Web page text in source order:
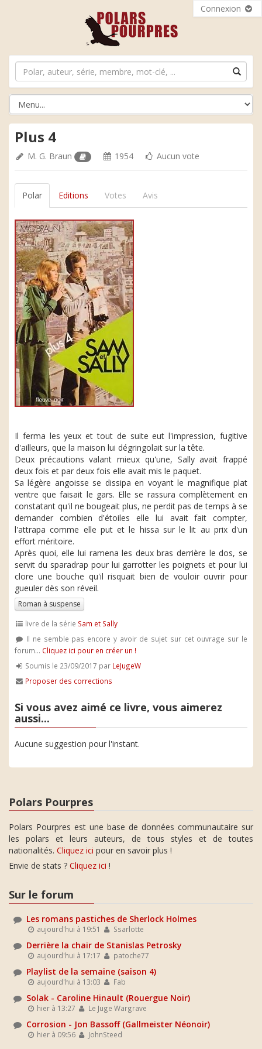
Connexion
Plus 4
M. G. Braun 1954 Aucun vote
Polar Editions Votes Avis
Il ferma les yeux et tout de suite eut l'impression, fugitive
d'ailleurs, que la maison lui dégringolait sur la tête.
Deux précautions valant mieux qu'une, Sally avait frappé
deux fois et par deux fois elle avait mis le paquet.
Sa légère angoisse se dissipa en voyant le magnifique plat
ventre que faisait le gars. Elle se rassura complètement en
constatant qu'il ne bougeait plus, ne perdit pas de temps à se
demander combien d'étoiles elle lui avait fait compter,
l'attrapa comme elle put et le hissa sur le lit au prix d'un
effort méritoire.
Après quoi, elle lui ramena les deux bras derrière le dos, se
servit du sparadrap pour lui garrotter les poignets et pour lui
clore une bouche qu'il risquait bien de vouloir ouvrir pour
gueuler dès son réveil.
Roman à suspense
livre de la série Sam et Sally
Il ne semble pas encore y avoir de sujet sur cet ouvrage sur le
forum... Cliquez ici pour en créer un !
Soumis le 23/09/2017 par LeJugeW
Proposer des corrections
Si vous avez aimé ce livre, vous aimerez
aussi...
Aucune suggestion pour l'instant.
Polars Pourpres
Polars Pourpres est une base de données communautaire sur
les polars et leurs auteurs, de tous styles et de toutes
nationalités. Cliquez ici pour en savoir plus !
Envie de stats ? Cliquez ici !
Sur le forum
Les romans pastiches de Sherlock Holmes
aujourd'hui à 19:51 Ssarlotte
Derrière la chair de Stanislas Petrosky
aujourd'hui à 17:17 patoche77
Playlist de la semaine (saison 4)
aujourd'hui à 13:03 Fab
Solak - Caroline Hinault (Rouergue Noir)
hier à 13:27 Le Juge Wargrave
Corrosion - Jon Bassoff (Gallmeister Néonoir)
hier à 09:56 JohnSteed